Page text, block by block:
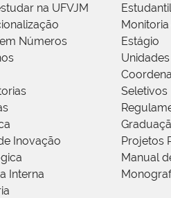
na UFVJM
Números
Inovação
Interna
Estudantil
Estágio
Seletivos
Projetos
Manual